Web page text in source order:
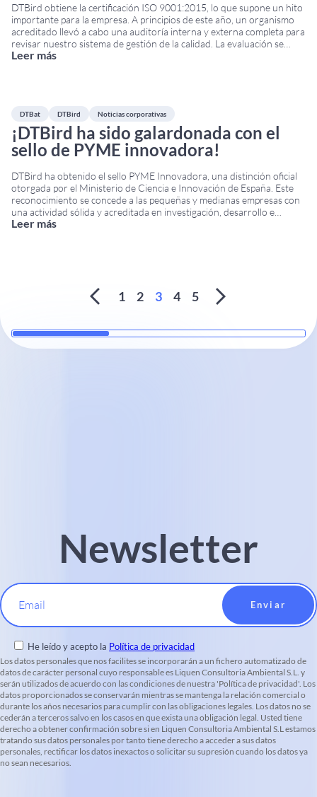
DTBird obtiene la certificación ISO 9001:2015, lo que supone un hito
importante para la empresa. A principios de este año, un organismo
acreditado llevó a cabo una auditoría interna y externa completa para
revisar nuestro sistema de gestión de la calidad. La evaluación se
centró en los procesos, la documentación, los controles internos y los
Leer más
DTBat DTBird Noticias corporativas
¡DTBird ha sido galardonada con el
sello de PYME innovadora!
DTBird ha obtenido el sello PYME Innovadora, una distinción oficial
otorgada por el Ministerio de Ciencia e Innovación de España. Este
reconocimiento se concede a las pequeñas y medianas empresas con
una actividad sólida y acreditada en investigación, desarrollo e
innovación (I+D+i). El sello PYME Innovadora destaca a las empresas
Leer más
1 2 3 4 5
Newsletter
Email
He leído y acepto la Política de privacidad
Los datos personales que nos facilites se incorporarán a un fichero automatizado de
datos de carácter personal cuyo responsable es Liquen Consultoria Ambiental S.L. y
serán utilizados de acuerdo con las condiciones de nuestra 'Política de privacidad'. Los
datos proporcionados se conservarán mientras se mantenga la relación comercial o
durante los años necesarios para cumplir con las obligaciones legales. Los datos no se
cederán a terceros salvo en los casos en que exista una obligación legal. Usted tiene
derecho a obtener confirmación sobre si en Liquen Consultoria Ambiental S.L estamos
tratando sus datos personales por tanto tiene derecho a acceder a sus datos
personales, rectificar los datos inexactos o solicitar su supresión cuando los datos ya
no sean necesarios.